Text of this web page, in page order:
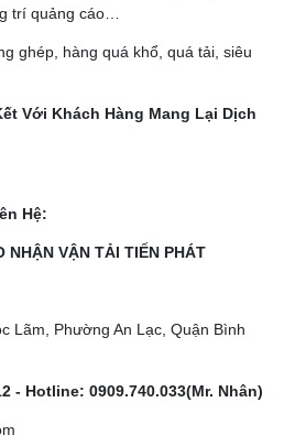
trí quảng cáo…
ghép, hàng quá khổ, quá tải, siêu
Với Khách Hàng Mang Lại Dịch
Hệ:
NHẬN VẬN TẢI TIẾN PHÁT
Lãm, Phường An Lạc, Quận Bình
- Hotline: 0909.740.033(Mr. Nhân)